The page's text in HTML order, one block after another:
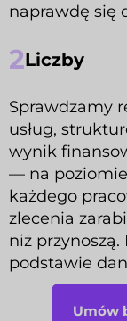
naprawdę się
2Liczby
Sprawdzamy
usług,
wynik
— na poziomie
każdego
zlecenia
niż
podstawie
Umów